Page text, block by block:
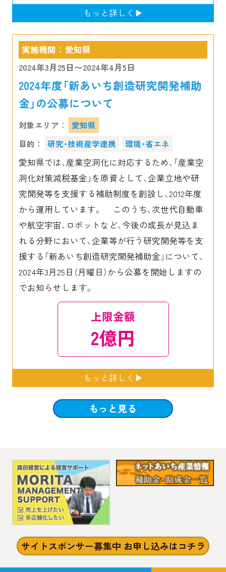
実施機関 ： 愛知県
2024年3月25日〜2024年4月5日
2024年度「新あいち創造研究開発補助
金」の公募について
対象エリア ：
愛知県
目的 ：
研究・技術産学連携 環境・省エネ
愛知県では、産業空洞化に対応するため、「産業空
洞化対策減税基金」を原資として、企業立地や研
究開発等を支援する補助制度を創設し、2012年度
から運用しています。 このうち、次世代自動車
や航空宇宙、ロボットなど、今後の成長が見込ま
れる分野において、企業等が行う研究開発等を支
援する「新あいち創造研究開発補助金」について、
2024年3月25日（月曜日）から公募を開始しますの
でお知らせします。
上限金額
2億円
もっと見る
サイトスポンサー募集中 お申し込みはコチラ